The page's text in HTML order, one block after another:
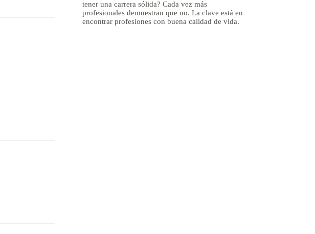
tener una carrera sólida? Cada vez más
profesionales demuestran que no. La clave está en
encontrar profesiones con buena calidad de vida.